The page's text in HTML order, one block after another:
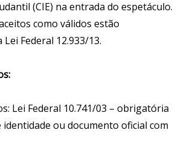
(CIE) na entrada do espetáculo.
como válidos estão
Federal 12.933/13.
Lei Federal 10.741/03 – obrigatória
ou documento oficial com